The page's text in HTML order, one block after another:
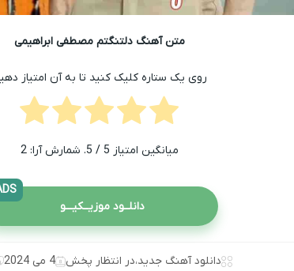
متن آهنگ دلتنگتم مصطفی ابراهیمی
روی یک ستاره کلیک کنید تا به آن امتیاز
میانگین امتیاز 5 / 5. شمارش آرا: 2
دانلــود موزیــکیـــو
دانلود آهنگ جدید،در انتظار پخش 4 می 2024